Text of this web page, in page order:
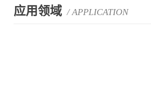
应用领域 / APPLICATION